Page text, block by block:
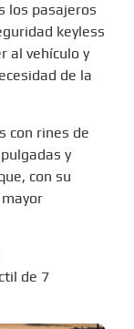
los pasajeros
keyless
al vehículo y
de la
con rines de
y
con su
de 7